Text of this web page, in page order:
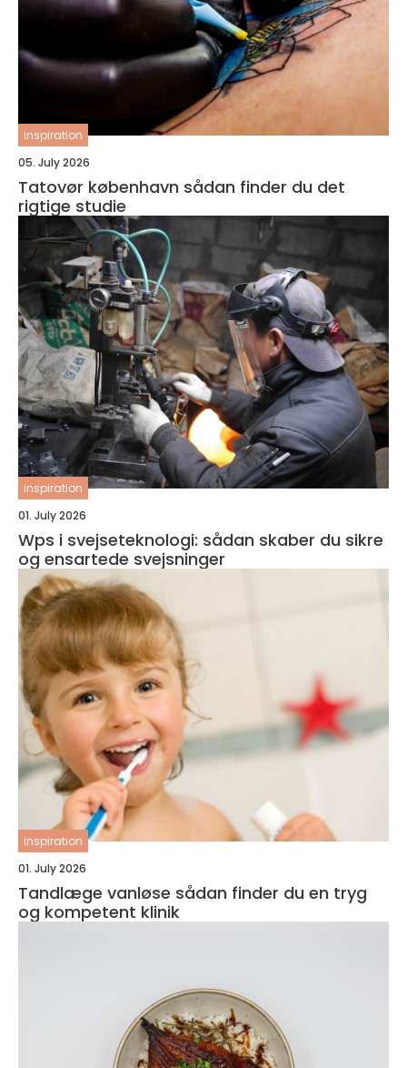
inspiration
05. July 2026
Tatovør københavn sådan finder du det
rigtige studie
inspiration
01. July 2026
Wps i svejseteknologi: sådan skaber du sikre
og ensartede svejsninger
inspiration
01. July 2026
Tandlæge vanløse sådan finder du en tryg
og kompetent klinik